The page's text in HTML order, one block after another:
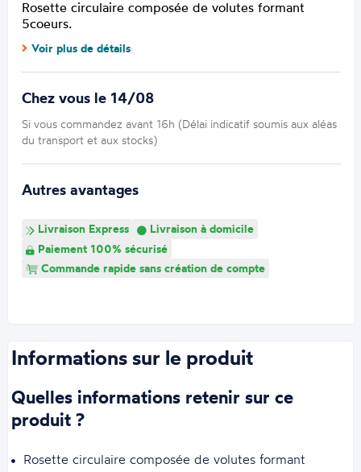
Rosette circulaire composée de volutes formant
5coeurs.
Voir plus de détails
Chez vous le 14/08
Si vous commandez avant 16h (Délai indicatif soumis aux aléas
du transport et aux stocks)
Autres avantages
Livraison Express
Livraison à domicile
Paiement 100% sécurisé
Commande rapide sans création de compte
Informations sur le produit
Quelles informations retenir sur ce
produit ?
Rosette circulaire composée de volutes formant